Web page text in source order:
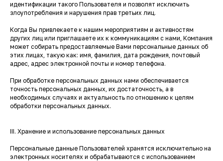
идентификации такого Пользователя и позволят исключить
злоупотребления и нарушения прав третьих лиц.
Когда Вы привлекаете к нашим мероприятиям и активностям
других лиц или приглашаете их к коммуникациям с нами, Компания
может собирать предоставляемые Вами персональные данных об
этих лицах, такую как: имя, фамилия, дата рождения, почтовый
адрес, адрес электронной почты и номер телефона.
При обработке персональных данных нами обеспечивается
точность персональных данных, их достаточность, а в
необходимых случаях и актуальность по отношению к целям
обработки персональных данных.
III. Хранение и использование персональных данных
Персональные данные Пользователей хранятся исключительно на
электронных носителях и обрабатываются с использованием